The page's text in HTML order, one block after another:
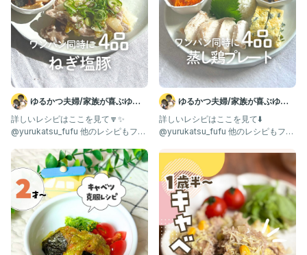
べる。
■ポイント
・お子さまにはたれなしで十分美味しいです。お好みでたれをか
けてお召し上がりください♪
・鶏肉は冷たいままだと生焼けになる可能性があるため、鶏肉に
下味をもみこんだあとは、常温でおいてください。
＊ ＊ ＊ ＊ ＊ ＊ ＊ ＊ ＊ ＊ ＊ ＊ ＊ ＊ ＊
最後までみてくれてありがとうございます♪
ゆるかつ夫婦/家族が喜ぶゆる
腸活レシピ
詳しいレシピはここを見て🔽✨
@yurukatsu_fufu 他のレシピもフォ
ゆるかつ夫婦/家族が喜ぶゆる
腸活レシピ
詳しいレシピはここを見て⬇️
@yurukatsu_fufu 他のレシピもフォ